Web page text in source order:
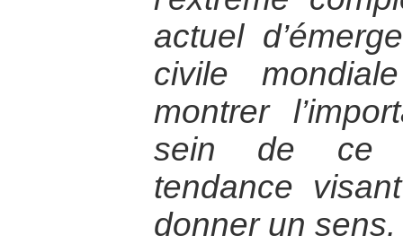
actuel
civile
montrer
sein de ce
tendance
donner un sens.